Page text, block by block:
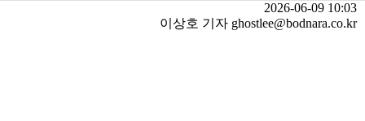
2026-06-09 10:03
이상호 기자 ghostlee@bodnara.co.kr